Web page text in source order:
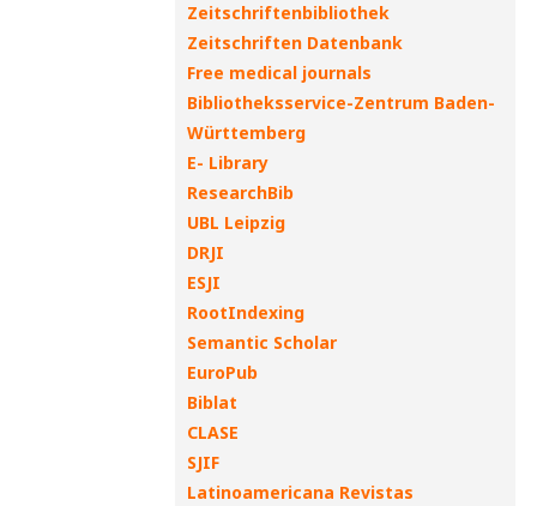
Zeitschriftenbibliothek
Zeitschriften Datenbank
Free medical journals
Bibliotheksservice-Zentrum Baden-
Württemberg
E- Library
ResearchBib
UBL Leipzig
DRJI
ESJI
RootIndexing
Semantic Scholar
EuroPub
Biblat
CLASE
SJIF
Latinoamericana Revistas